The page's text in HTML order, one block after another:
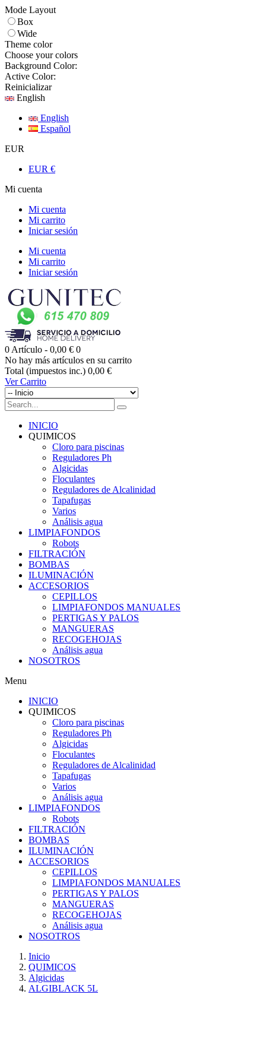
Mode Layout
Box
Wide
Theme color
Choose your colors
Background Color:
Active Color:
Reinicializar
English
English
Español
EUR
EUR €
Mi cuenta
Mi cuenta
Mi carrito
Iniciar sesión
Mi cuenta
Mi carrito
Iniciar sesión
0 Artículo - 0,00 € 0
No hay más artículos en su carrito
Total (impuestos inc.) 0,00 €
Ver Carrito
INICIO
QUIMICOS
Cloro para piscinas
Reguladores Ph
Algicidas
Floculantes
Reguladores de Alcalinidad
Tapafugas
Varios
Análisis agua
LIMPIAFONDOS
Robots
FILTRACIÓN
BOMBAS
ILUMINACIÓN
ACCESORIOS
CEPILLOS
LIMPIAFONDOS MANUALES
PERTIGAS Y PALOS
MANGUERAS
RECOGEHOJAS
Análisis agua
NOSOTROS
Menu
INICIO
QUIMICOS
Cloro para piscinas
Reguladores Ph
Algicidas
Floculantes
Reguladores de Alcalinidad
Tapafugas
Varios
Análisis agua
LIMPIAFONDOS
Robots
FILTRACIÓN
BOMBAS
ILUMINACIÓN
ACCESORIOS
CEPILLOS
LIMPIAFONDOS MANUALES
PERTIGAS Y PALOS
MANGUERAS
RECOGEHOJAS
Análisis agua
NOSOTROS
Inicio
QUIMICOS
Algicidas
ALGIBLACK 5L